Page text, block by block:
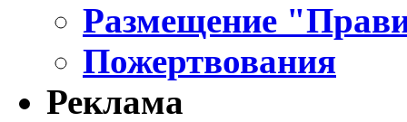
Размещение
Пожертвования
Реклама